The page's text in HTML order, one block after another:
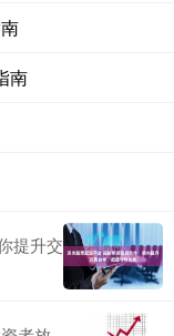
南
提升交